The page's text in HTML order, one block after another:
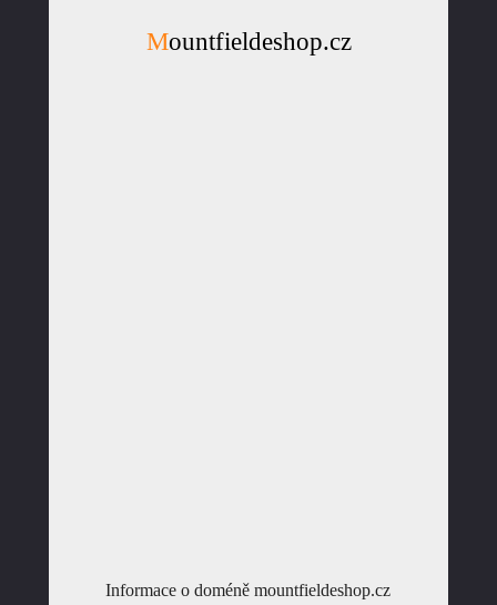
Mountfieldeshop.cz
Informace o doméně mountfieldeshop.cz